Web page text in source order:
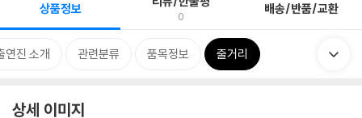
상품정보 0 배송/반품/교환
연진 소개 관련분류 품목정보 줄거리
상세 이미지